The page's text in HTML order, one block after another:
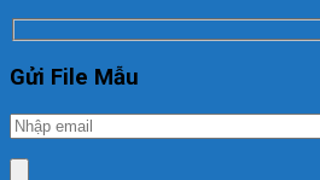
Gửi File Mẫu